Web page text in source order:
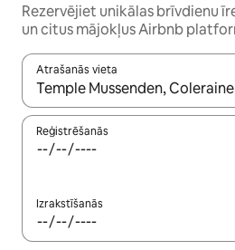
Rezervējiet unikālas brīvdienu
un citus mājokļus Airbnb
Atrašanās vieta
Kad rezultāti kļūs pieejami,
Reģistrēšanās
Izrakstīšanās